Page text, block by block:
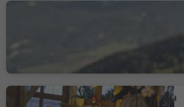
Hotel Ladinia